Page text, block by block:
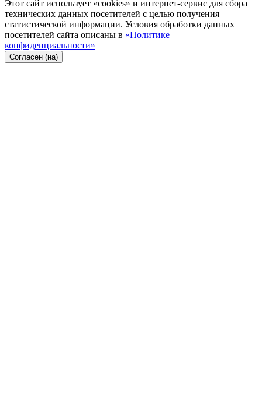
Этот сайт использует «cookies» и интернет-сервис для сбора
технических данных посетителей с целью получения
статистической информации. Условия обработки данных
посетителей сайта описаны в «Политике
конфиденциальности»
Согласен (на)